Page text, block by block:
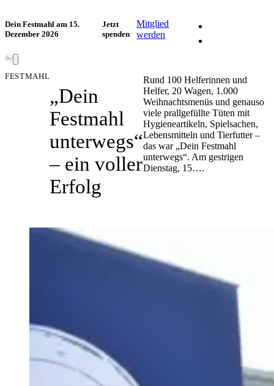
Dein Festmahl am 15.
Dezember 2026
Jetzt
spenden
Mitglied
werden
FESTMAHL
„Dein
Festmahl
unterwegs“
– ein voller
Erfolg
Rund 100 Helferinnen und
Helfer, 20 Wagen, 1.000
Weihnachtsmenüs und genauso
viele prallgefüllte Tüten mit
Hygieneartikeln, Spielsachen,
Lebensmitteln und Tierfutter –
das war „Dein Festmahl
unterwegs“. Am gestrigen
Dienstag, 15….